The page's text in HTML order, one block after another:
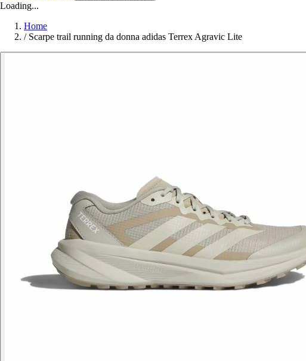
Loading...
Home
/ Scarpe trail running da donna adidas Terrex Agravic Lite